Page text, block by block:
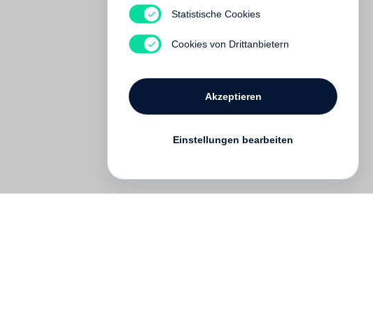
Statistische Cookies
Cookies von Drittanbietern
Akzeptieren
Einstellungen bearbeiten